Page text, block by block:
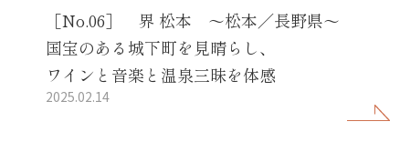
［No.06］ 界 松本 ～松本／長野県～
国宝のある城下町を見晴らし、
ワインと音楽と温泉三昧を体感
2025.02.14